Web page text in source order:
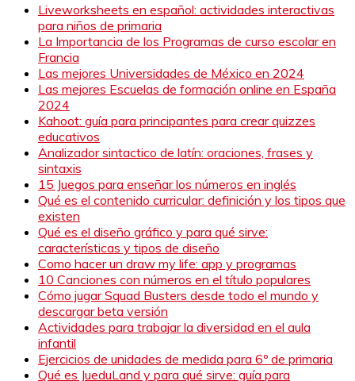
Liveworksheets en español: actividades interactivas
para niños de primaria
La Importancia de los Programas de curso escolar en
Francia
Las mejores Universidades de México en 2024
Las mejores Escuelas de formación online en España
2024
Kahoot: guía para principantes para crear quizzes
educativos
Analizador sintactico de latín: oraciones, frases y
sintaxis
15 Juegos para enseñar los números en inglés
Qué es el contenido curricular: definición y los tipos que
existen
Qué es el diseño gráfico y para qué sirve:
características y tipos de diseño
Como hacer un draw my life: app y programas
10 Canciones con números en el título populares
Cómo jugar Squad Busters desde todo el mundo y
descargar beta versión
Actividades para trabajar la diversidad en el aula
infantil
Ejercicios de unidades de medida para 6º de primaria
Qué es JueduLand y para qué sirve: guía para